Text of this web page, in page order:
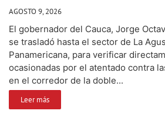
AGOSTO 9, 2026
El gobernador del Cauca, Jorge
se trasladó hasta el sector de La
Panamericana, para verificar
ocasionadas por el atentado contra
en el corredor de la doble...
Leer más